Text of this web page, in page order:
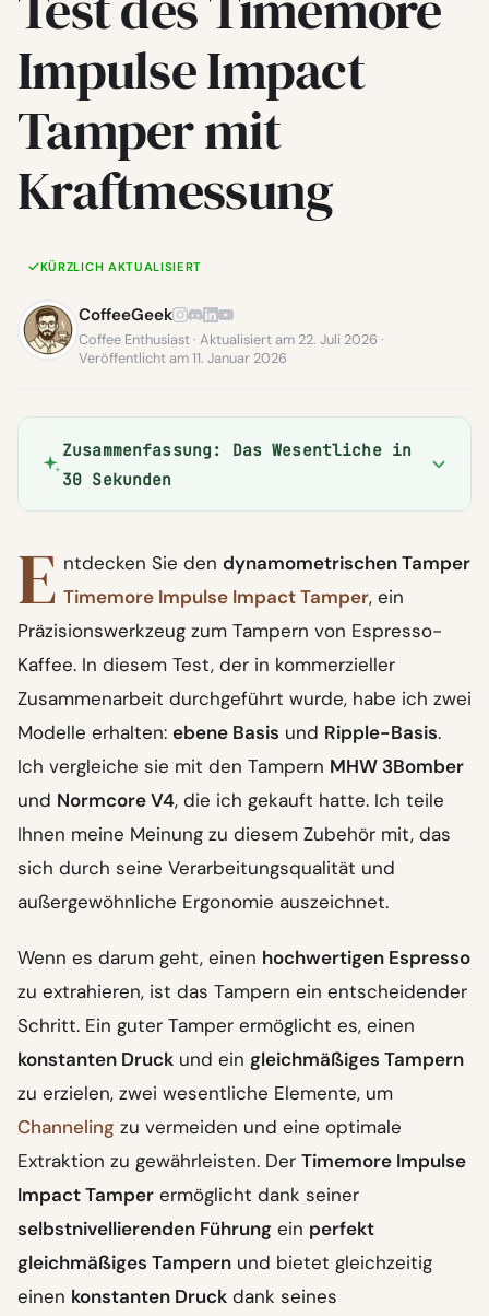
Impulse Impact
Tamper mit
Kraftmessung
KÜRZLICH AKTUALISIERT
CoffeeGeek
Coffee Enthusiast · Aktualisiert am 22. Juli 2026 ·
Veröffentlicht am 11. Januar 2026
Zusammenfassung: Das Wesentliche in
30 Sekunden
E ntdecken Sie dendynamometrischen Tamper
Timemore Impulse Impact Tamper, ein
Präzisionswerkzeug zum Tampern von Espresso-
Kaffee. In diesem Test, der in kommerzieller
Zusammenarbeit durchgeführt wurde, habe ich zwei
Modelle erhalten: ebene Basis und Ripple-Basis.
Ich vergleiche sie mit den Tampern MHW 3Bomber
und Normcore V4, die ich gekauft hatte. Ich teile
Ihnen meine Meinung zu diesem Zubehör mit, das
sich durch seine Verarbeitungsqualität und
außergewöhnliche Ergonomie auszeichnet.
Wenn es darum geht, einen hochwertigen Espresso
zu extrahieren, ist das Tampern ein entscheidender
Schritt. Ein guter Tamper ermöglicht es, einen
konstanten Druck und ein gleichmäßiges Tampern
zu erzielen, zwei wesentliche Elemente, um
Channeling zu vermeiden und eine optimale
Extraktion zu gewährleisten. Der Timemore Impulse
Impact Tamper ermöglicht dank seiner
selbstnivellierenden Führung ein perfekt
gleichmäßiges Tampern und bietet gleichzeitig
einen konstanten Druck dank seines